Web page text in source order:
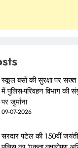
स्कूल बसों की सुरक्षा पर सख्त
में पुलिस-परिवहन विभाग की
पर जुर्माना
09-07-2026
सरदार पटेल की 150वीं जयंती